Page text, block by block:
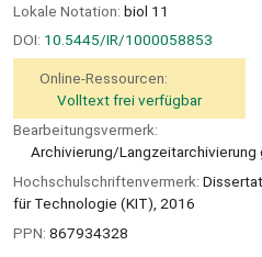
Lokale Notation: biol 11
DOI: 10.5445/IR/1000058853
Online-Ressourcen:
Volltext frei verfügbar
Bearbeitungsvermerk:
Archivierung/Langzeitarchivierung
Hochschulschriftenvermerk:
für Technologie (KIT), 2016
PPN: 867934328